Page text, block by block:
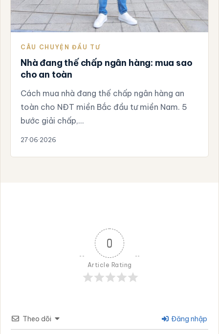
CÂU CHUYỆN ĐẦU TƯ
Nhà đang thế chấp ngân hàng: mua sao
cho an toàn
Cách mua nhà đang thế chấp ngân hàng an
toàn cho NĐT miền Bắc đầu tư miền Nam. 5
bước giải chấp,…
27·06·2026
0
Article Rating
Theo dõi Đăng nhập